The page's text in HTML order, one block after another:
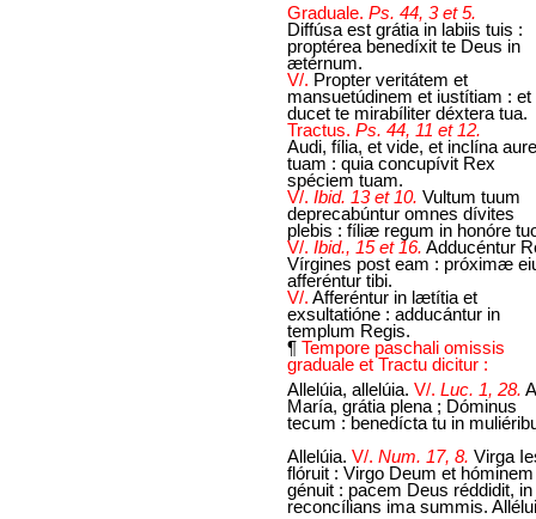
Graduale. Ps. 44, 3 et 5.
Diffúsa est grátia in labiis tuis :
proptérea benedíxit te Deus in
ætérnum.
V/. Propter veritátem et
mansuetúdinem et iustítiam : et
ducet te mirabíliter déxtera tua.
Tractus. Ps. 44, 11 et 12.
Audi, fília, et vide, et inclína
tuam : quia concupívit Rex
spéciem tuam.
V/. Ibid. 13 et 10. Vultum tuum
deprecabúntur omnes dívites
plebis : fíliæ regum in honóre
V/. Ibid., 15 et 16. Adducéntur
Vírgines post eam : próximæ
afferéntur tibi.
V/. Afferéntur in lætítia et
exsultatióne : adducántur in
templum Regis.
¶ Tempore paschali omissis
graduale et Tractu dicitur :
Allelúia, allelúia. V/. Luc. 1, 28.
María, grátia plena ; Dóminus
tecum : benedícta tu in
Allelúia. V/. Num. 17, 8. Virga
flóruit : Virgo Deum et hóminem
génuit : pacem Deus réddidit,
reconcílians ima summis.